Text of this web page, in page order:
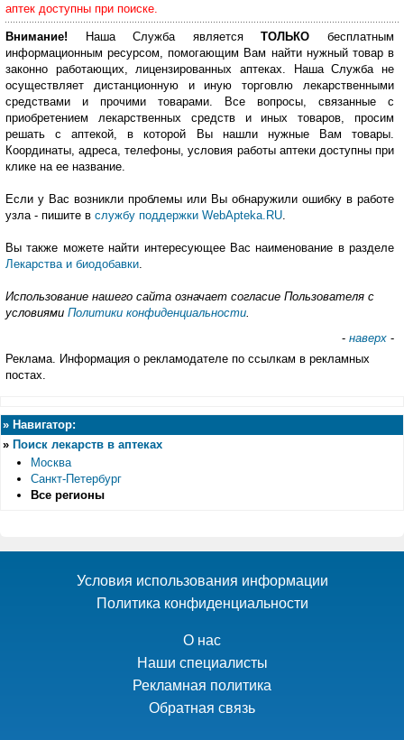
аптек доступны при поиске.
Внимание! Наша Служба являетсяТОЛЬКО бесплатным
информационным ресурсом, помогающим Вам найти нужный товар в
законно работающих, лицензированных аптеках. Наша Служба не
осуществляет дистанционную и иную торговлю лекарственными
средствами и прочими товарами. Все вопросы, связанные с
приобретением лекарственных средств и иных товаров, просим
решать с аптекой, в которой Вы нашли нужные Вам товары.
Координаты, адреса, телефоны, условия работы аптеки доступны при
клике на ее название.
Если у Вас возникли проблемы или Вы обнаружили ошибку в работе
узла - пишите в службу поддержки WebApteka.RU
Вы также можете найти интересующее Вас наименование в разделе
Лекарства и биодобавки
Использование нашего сайта означает согласие Пользователя с
условиями Политики конфиденциальности
- наверх -
Реклама. Информация о рекламодателе по ссылкам в рекламных
постах.
» Навигатор:
» Поиск лекарств в аптеках
Москва
Санкт-Петербург
Все регионы
Условия использования информации
Политика конфиденциальности
О нас
Наши специалисты
Рекламная политика
Обратная связь